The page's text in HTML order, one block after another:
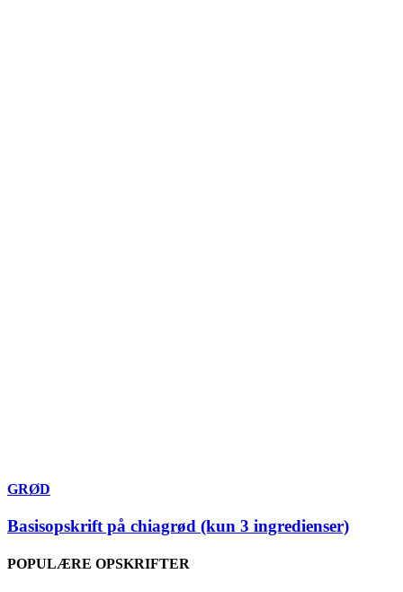
GRØD
Basisopskrift på chiagrød (kun 3 ingredienser)
POPULÆRE OPSKRIFTER